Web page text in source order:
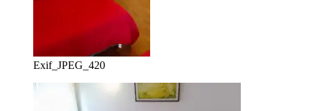
Exif_JPEG_420